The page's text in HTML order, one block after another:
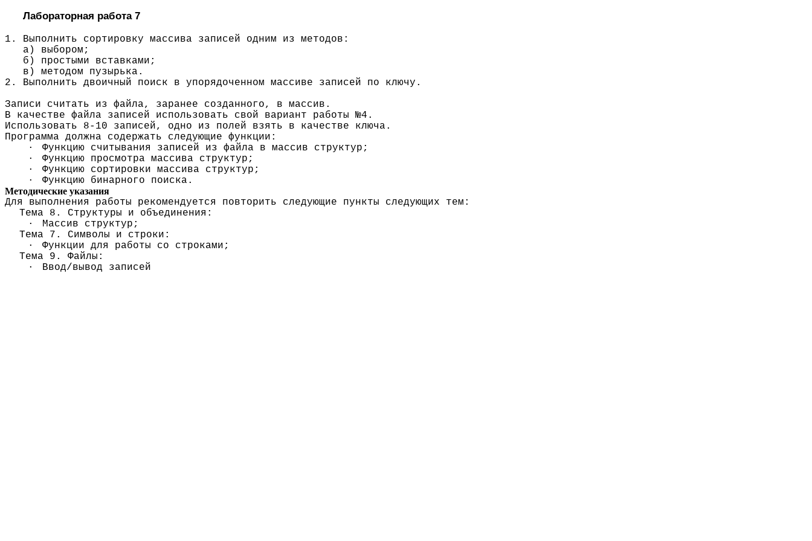
Лабораторная работа 7
1. Выполнить сортировку массива записей одним из методов:
а) выбором;
б) простыми вставками;
в) методом пузырька.
2. Выполнить двоичный поиск в упорядоченном массиве записей по ключу.
Записи считать из файла, заранее созданного, в массив.
В качестве файла записей использовать свой вариант работы №4.
Использовать 8-10 записей, одно из полей взять в качестве ключа.
Программа должна содержать следующие функции:
·
Функцию считывания записей из файла в массив структур;
·
Функцию просмотра массива структур;
·
Функцию сортировки массива структур;
·
Функцию бинарного поиска.
Методические указания
Для выполнения работы рекомендуется повторить следующие пункты следующих тем:
Тема 8. Структуры и объединения:
·
Массив структур;
Тема 7. Символы и строки:
·
Функции для работы со строками;
Тема 9. Файлы:
·
Ввод/вывод записей